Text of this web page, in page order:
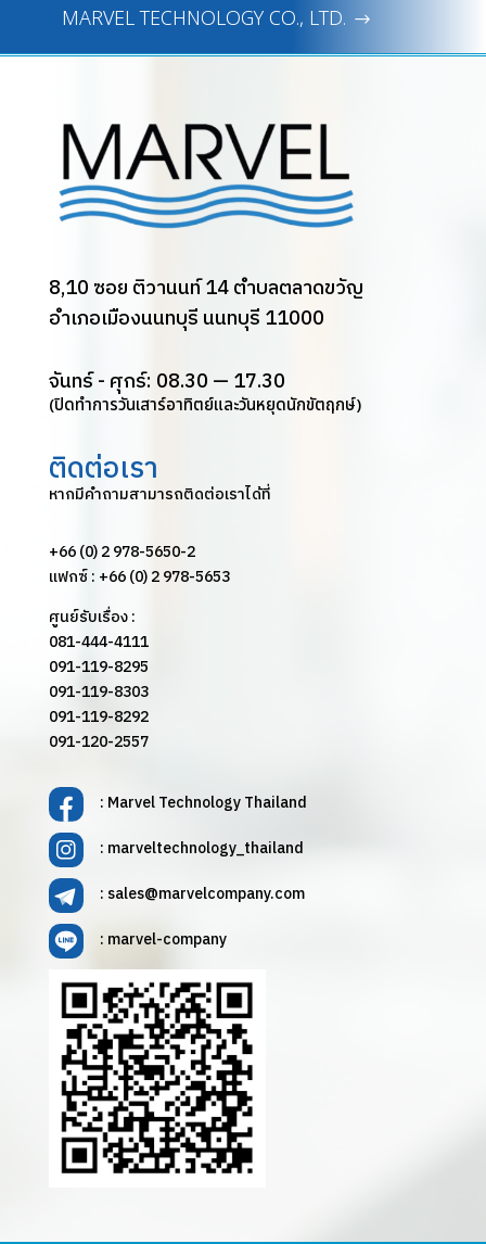
MARVEL TECHNOLOGY CO., LTD.
8,10 ซอย ติวานนท์ 14 ตำบลตลาดขวัญ
อำเภอเมืองนนทบุรี นนทบุรี 11000
จันทร์ - ศุกร์: 08.30 — 17.30
(ปิดทำการวันเสาร์อาทิตย์และวันหยุดนักขัตฤกษ์)
ติดต่อเรา
หากมีคำถามสามารถติดต่อเราได้ที่
+66 (0) 2 978-5650-2
แฟกซ์ : +66 (0) 2 978-5653
ศูนย์รับเรื่อง :
081-444-4111
091-119-8295
091-119-8303
091-119-8292
091-120-2557
: Marvel Technology Thailand
: marveltechnology_thailand
: sales@marvelcompany.com
: marvel-company